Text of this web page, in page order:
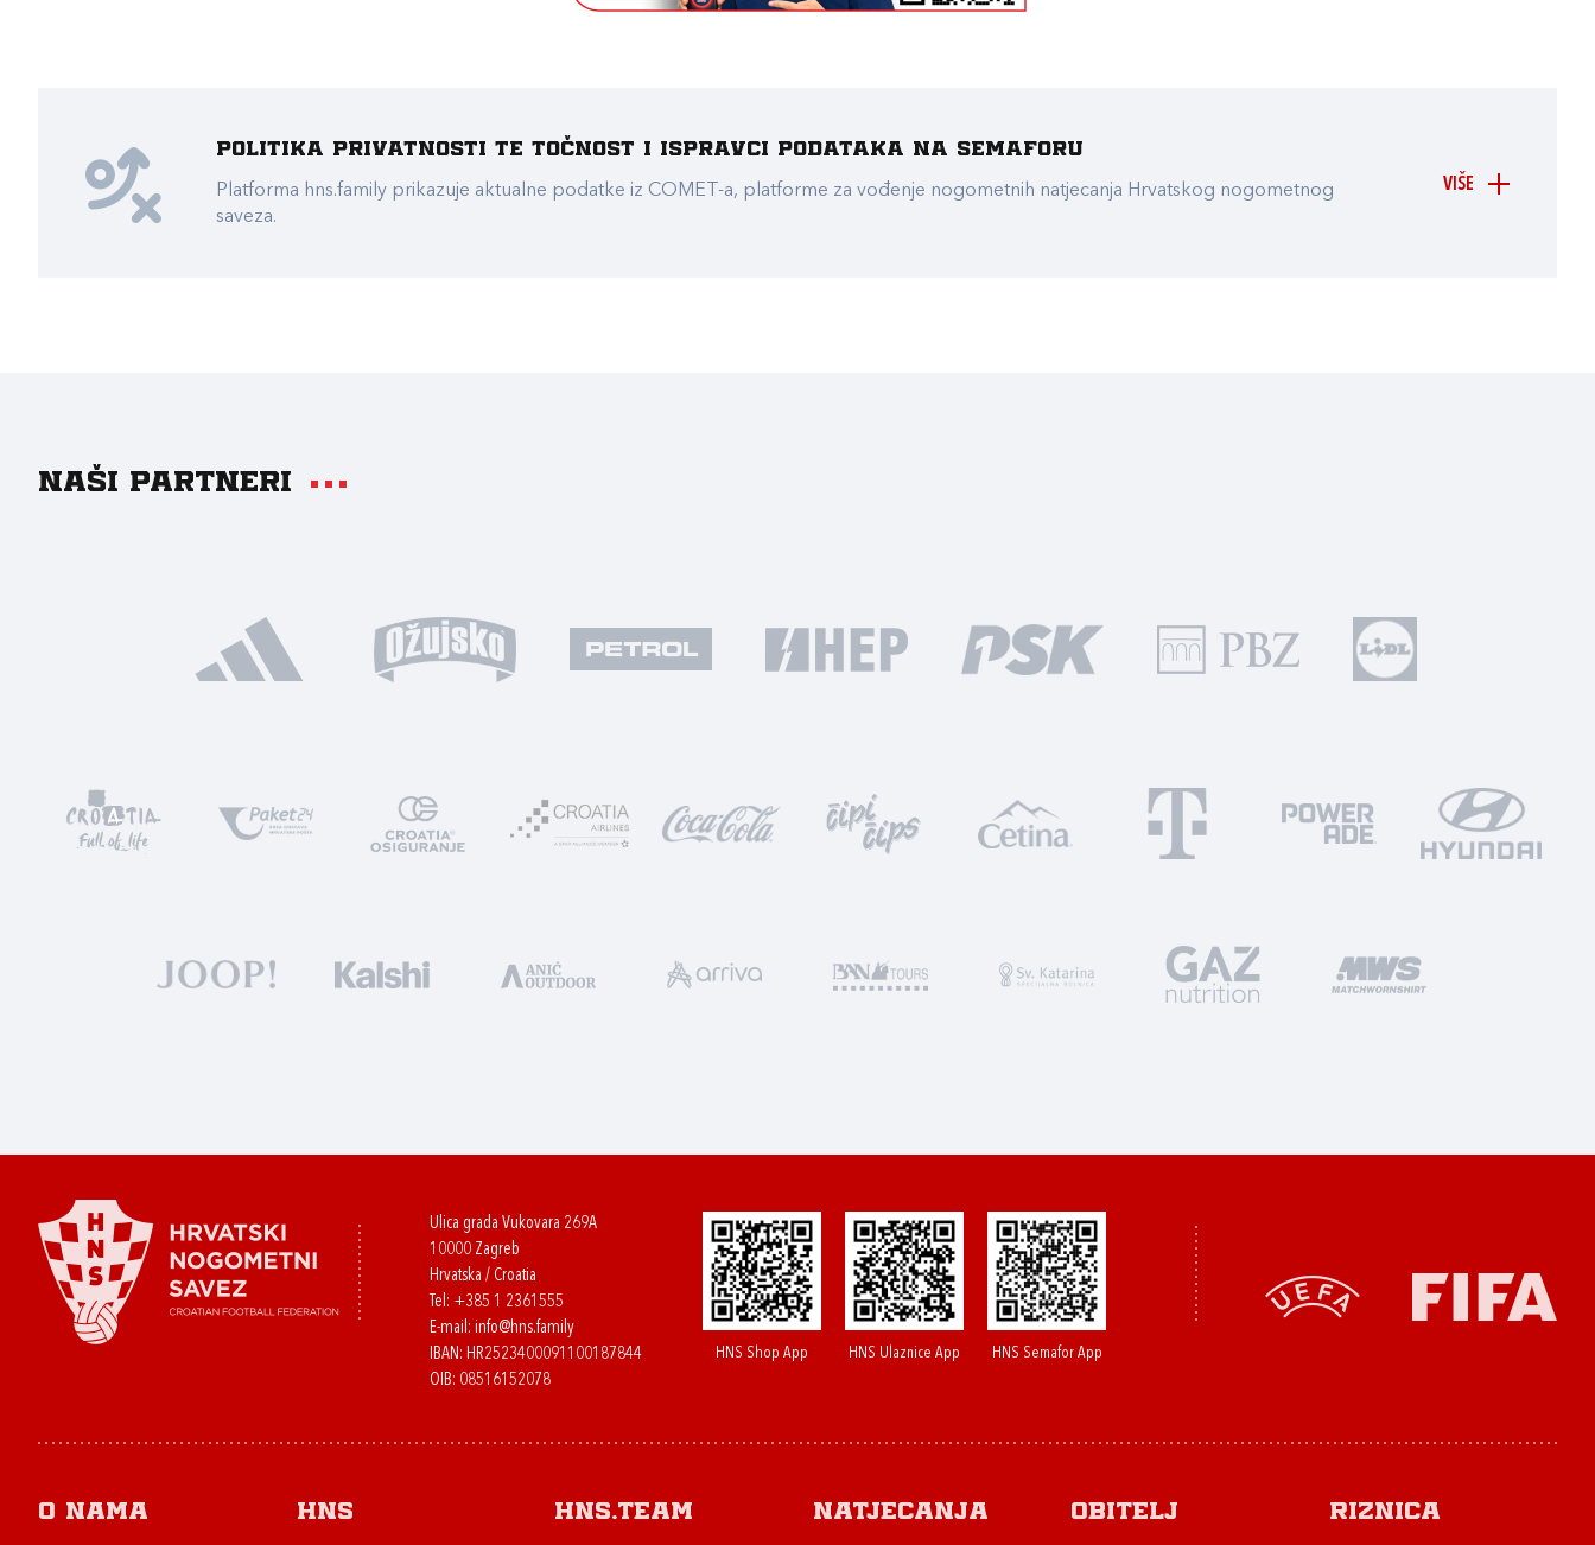
VIŠE
Politika privatnosti te točnost i ispravci podataka na Semaforu
Platforma hns.family prikazuje aktualne podatke iz COMET-a, platforme za vođenje nogometnih natjecanja Hrvatskog nogometnog
saveza.
Naši partneri
Ulica grada Vukovara 269A
10000 Zagreb
Hrvatska / Croatia
Tel: +385 1 2361555
E-mail: info@hns.family
IBAN: HR2523400091100187844
OIB: 08516152078
HNS Shop App HNS Ulaznice App HNS Semafor App
O nama HNS HNS.team Natjecanja Obitelj Riznica